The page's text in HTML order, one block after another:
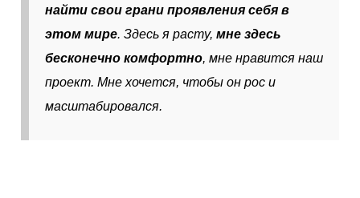
найти свои грани проявления себя в
этом мире. Здесь я расту, мне здесь
бесконечно комфортно, мне нравится наш
проект. Мне хочется, чтобы он рос и
масштабировался.